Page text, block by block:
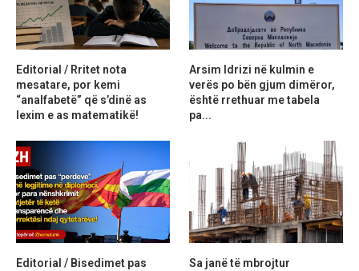
Editorial / Rritet nota
mesatare, por kemi
“analfabetë” që s’dinë as
lexim e as matematikë!
Arsim Idrizi në kulmin e
verës po bën gjum dimëror,
është rrethuar me tabela
pa...
Editorial / Bisedimet pas
Sa janë të mbrojtur